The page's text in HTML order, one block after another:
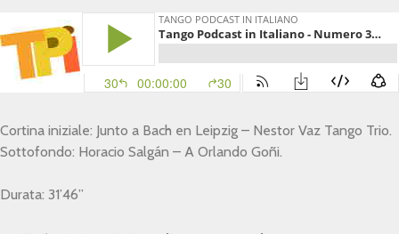
Cortina iniziale: Junto a Bach en Leipzig – Nestor Vaz Tango Trio.
Sottofondo: Horacio Salgán – A Orlando Goñi.
Durata: 31’46”